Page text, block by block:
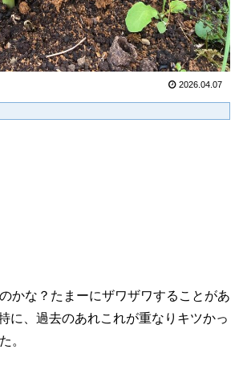
2026.04.07
かな？たまーにザワザワすることがあ
に、過去のあれこれが重なりキツかっ
。